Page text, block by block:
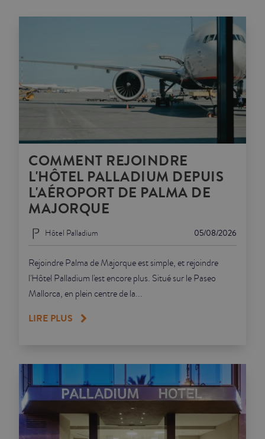
COMMENT REJOINDRE
L'HÔTEL PALLADIUM DEPUIS
L'AÉROPORT DE PALMA DE
MAJORQUE
05/08/2026
Hôtel Palladium
Rejoindre Palma de Majorque est simple, et rejoindre
l'Hôtel Palladium l'est encore plus. Situé sur le Paseo
Mallorca, en plein centre de la...
LIRE PLUS